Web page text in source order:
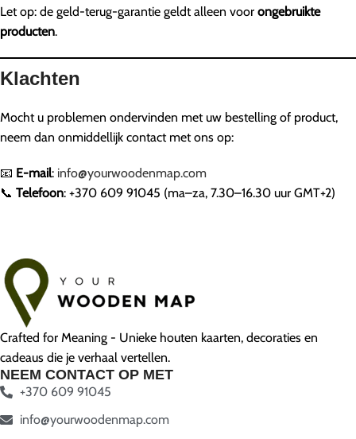
Let op: de geld-terug-garantie geldt alleen voor ongebruikte
producten.
Klachten
Mocht u problemen ondervinden met uw bestelling of product,
neem dan onmiddellijk contact met ons op:
📧 E-mail: info@yourwoodenmap.com
📞 Telefoon: +370 609 91045 (ma–za, 7.30–16.30 uur GMT+2)
Crafted for Meaning - Unieke houten kaarten, decoraties en
cadeaus die je verhaal vertellen.
NEEM CONTACT OP MET
+370 609 91045
info@yourwoodenmap.com